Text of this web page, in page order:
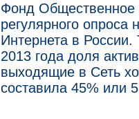
Фонд Общественное
регулярного опроса
Интернета в
2013 года доля
выходящие в Сеть
составила 45% или